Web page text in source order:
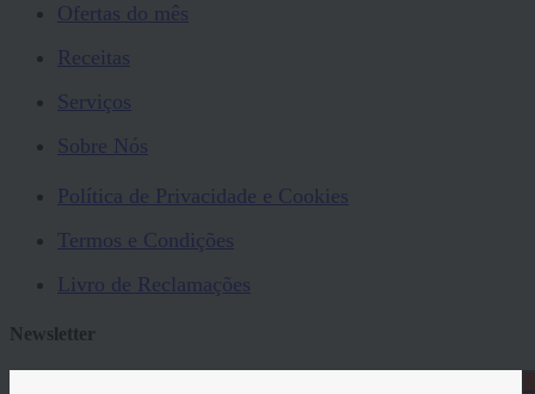
Ofertas do mês
Receitas
Serviços
Sobre Nós
Política de Privacidade e Cookies
Termos e Condições
Livro de Reclamações
Newsletter